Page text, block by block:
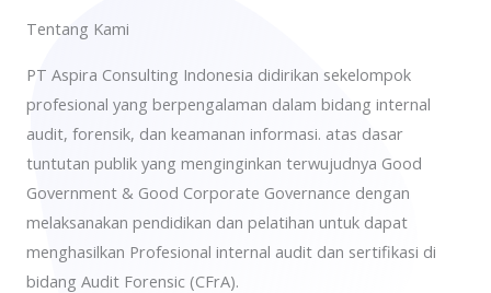
Tentang Kami
PT Aspira Consulting Indonesia didirikan sekelompok
profesional yang berpengalaman dalam bidang internal
audit, forensik, dan keamanan informasi. atas dasar
tuntutan publik yang menginginkan terwujudnya Good
Government & Good Corporate Governance dengan
melaksanakan pendidikan dan pelatihan untuk dapat
menghasilkan Profesional internal audit dan sertifikasi di
bidang Audit Forensic (CFrA).